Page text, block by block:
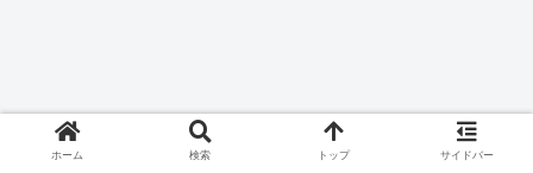
ホーム 検索 トップ サイドバー